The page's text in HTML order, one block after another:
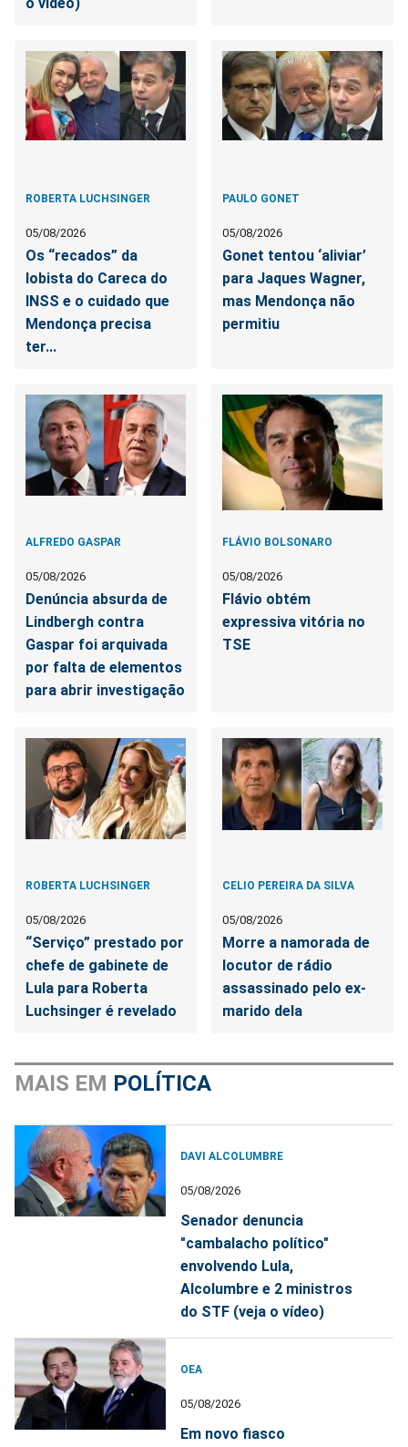
o vídeo)
ROBERTA LUCHSINGER
05/08/2026
Os “recados” da
lobista do Careca do
INSS e o cuidado que
Mendonça precisa
ter...
PAULO GONET
05/08/2026
Gonet tentou ‘aliviar’
para Jaques Wagner,
mas Mendonça não
permitiu
ALFREDO GASPAR
05/08/2026
Denúncia absurda de
Lindbergh contra
Gaspar foi arquivada
por falta de elementos
para abrir investigação
FLÁVIO BOLSONARO
05/08/2026
Flávio obtém
expressiva vitória no
TSE
ROBERTA LUCHSINGER
05/08/2026
“Serviço” prestado por
chefe de gabinete de
Lula para Roberta
Luchsinger é revelado
CELIO PEREIRA DA SILVA
05/08/2026
Morre a namorada de
locutor de rádio
assassinado pelo ex-
marido dela
MAIS EM POLÍTICA
DAVI ALCOLUMBRE
05/08/2026
Senador denuncia
"cambalacho político"
envolvendo Lula,
Alcolumbre e 2 ministros
do STF (veja o vídeo)
OEA
05/08/2026
Em novo fiasco